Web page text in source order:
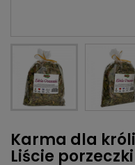
Karma dla
Liście